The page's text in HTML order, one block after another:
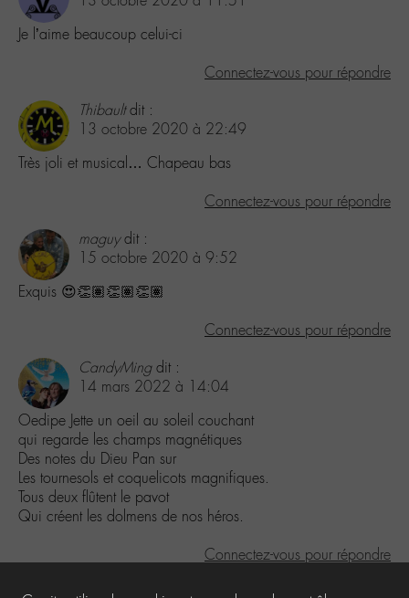
Je l’aime beaucoup celui-ci
Connectez-vous pour répondre
Thibault dit :
13 octobre 2020 à 22:49
Très joli et musical… Chapeau bas
Connectez-vous pour répondre
maguy dit :
15 octobre 2020 à 9:52
Exquis 😍👏🏽👏🏽👏🏽
Connectez-vous pour répondre
CandyMing dit :
14 mars 2022 à 14:04
Oedipe Jette un oeil au soleil couchant
qui regarde les champs magnétiques
Des notes du Dieu Pan sur
Les tournesols et coquelicots magnifiques.
Tous deux flûtent le pavot
Qui créent les dolmens de nos héros.
Connectez-vous pour répondre